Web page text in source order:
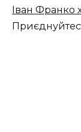
Іван Франко